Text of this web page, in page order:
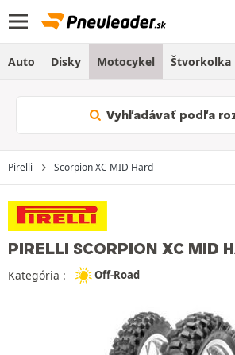
Auto Disky Motocykel Štvorkolka
Vyhľadávať podľa
Pirelli Scorpion XC MID Hard
PIRELLI SCORPION XC MID
Kategória : Off-Road